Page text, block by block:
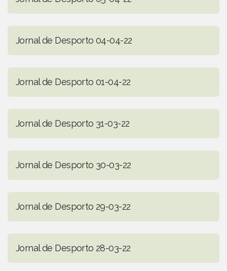
Jornal de Desporto 04-04-22
Jornal de Desporto 01-04-22
Jornal de Desporto 31-03-22
Jornal de Desporto 30-03-22
Jornal de Desporto 29-03-22
Jornal de Desporto 28-03-22